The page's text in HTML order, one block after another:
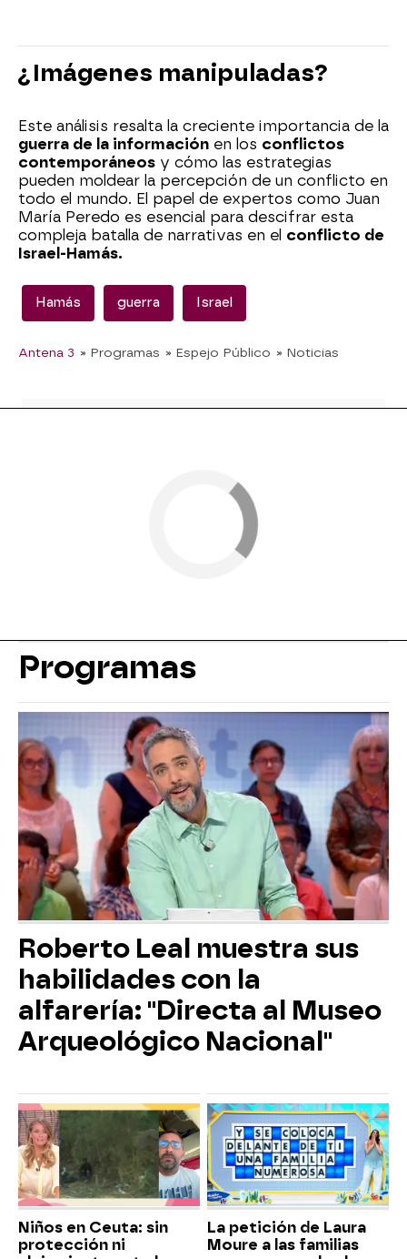
¿Imágenes manipuladas?
Este análisis resalta la creciente importancia de la
guerra de la información en los conflictos
contemporáneos y cómo las estrategias
pueden moldear la percepción de un conflicto en
todo el mundo. El papel de expertos como Juan
María Peredo es esencial para descifrar esta
compleja batalla de narrativas en el conflicto de
Israel-Hamás.
Hamás guerra Israel
Antena 3 » Programas » Espejo Público » Noticias
Programas
Roberto Leal muestra sus
habilidades con la
alfarería: "Directa al Museo
Arqueológico Nacional"
Niños en Ceuta: sin
protección ni
La petición de Laura
Moure a las familias